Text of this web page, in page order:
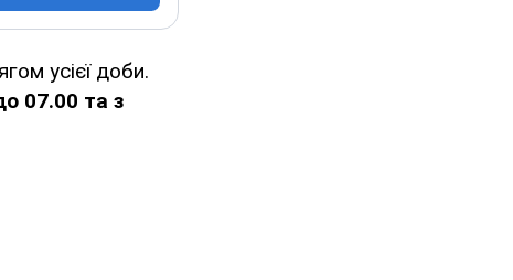
усієї доби.
07.00 та з